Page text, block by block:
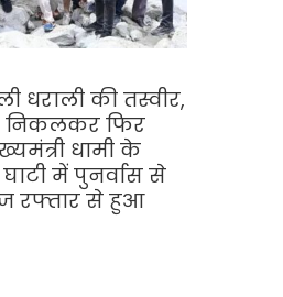
धराली की तस्वीर,
फिर
धामी के
में पुनर्वास से
रफ्तार से हुआ